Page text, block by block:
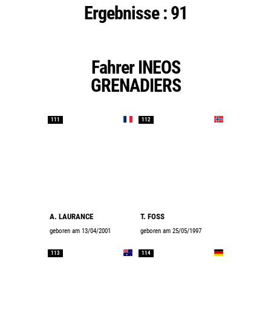
Ergebnisse : 91
Fahrer INEOS
GRENADIERS
111
A. LAURANCE
geboren am 13/04/2001
112
T. FOSS
geboren am 25/05/1997
113 114